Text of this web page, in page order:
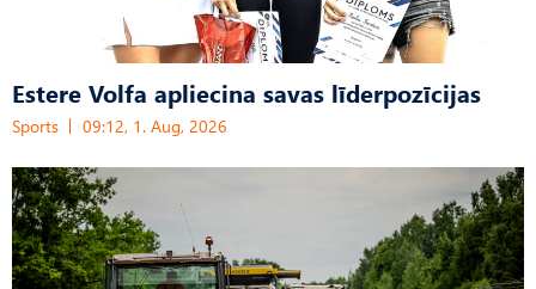
Estere Volfa apliecina savas līderpozīcijas
Sports 09:12, 1. Aug, 2026